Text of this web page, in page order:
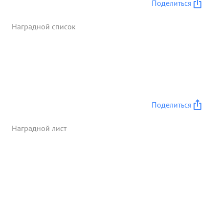
штаба так и высшему штабу. В ходе боев
РУСАКОВ достоин награждения орденом
Поделиться
Наградной список
Поделиться
Наградной лист